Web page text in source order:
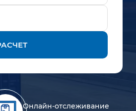
Онлайн-отслеживание